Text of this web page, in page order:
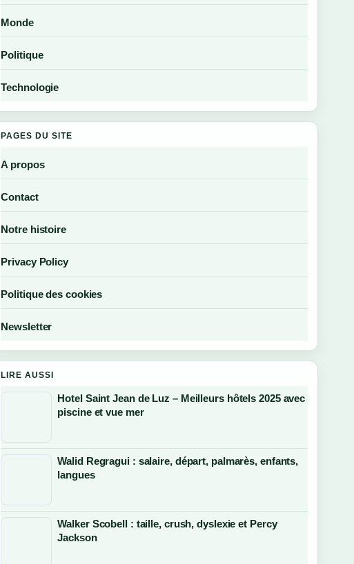
Monde
Politique
Technologie
PAGES DU SITE
A propos
Contact
Notre histoire
Privacy Policy
Politique des cookies
Newsletter
LIRE AUSSI
Hotel Saint Jean de Luz – Meilleurs hôtels 2025 avec
piscine et vue mer
Walid Regragui : salaire, départ, palmarès, enfants,
langues
Walker Scobell : taille, crush, dyslexie et Percy
Jackson